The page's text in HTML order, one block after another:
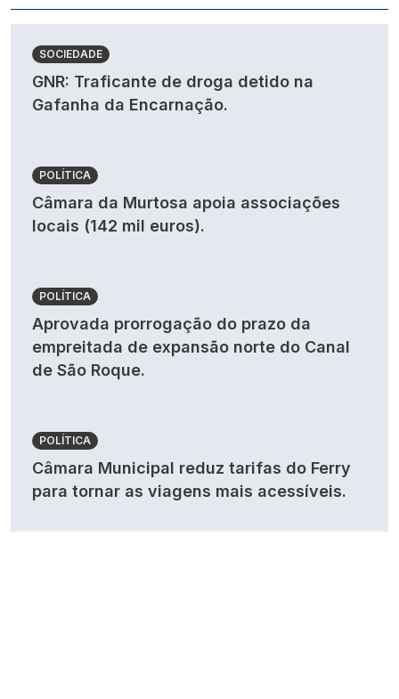
SOCIEDADE
GNR: Traficante de droga detido na
Gafanha da Encarnação.
POLÍTICA
Câmara da Murtosa apoia associações
locais (142 mil euros).
POLÍTICA
Aprovada prorrogação do prazo da
empreitada de expansão norte do Canal
de São Roque.
POLÍTICA
Câmara Municipal reduz tarifas do Ferry
para tornar as viagens mais acessíveis.